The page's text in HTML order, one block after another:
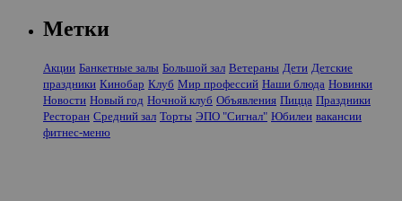
Метки
Акции Банкетные залы Большой зал Ветераны Дети Детские
праздники Кинобар Клуб Мир профессий Наши блюда Новинки
Новости Новый год Ночной клуб Объявления Пицца Праздники
Ресторан Средний зал Торты ЭПО "Сигнал" Юбилеи вакансии
фитнес-меню